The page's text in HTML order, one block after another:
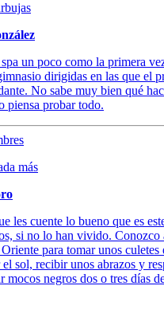
un poco como la primera
dirigidas en las que el
No sabe muy bien qué
piensa probar todo.
más
les cuente lo bueno que es
si no lo han vivido. Conozco
para tomar unos culetes
sol, recibir unos abrazos y
mocos negros dos o tres días